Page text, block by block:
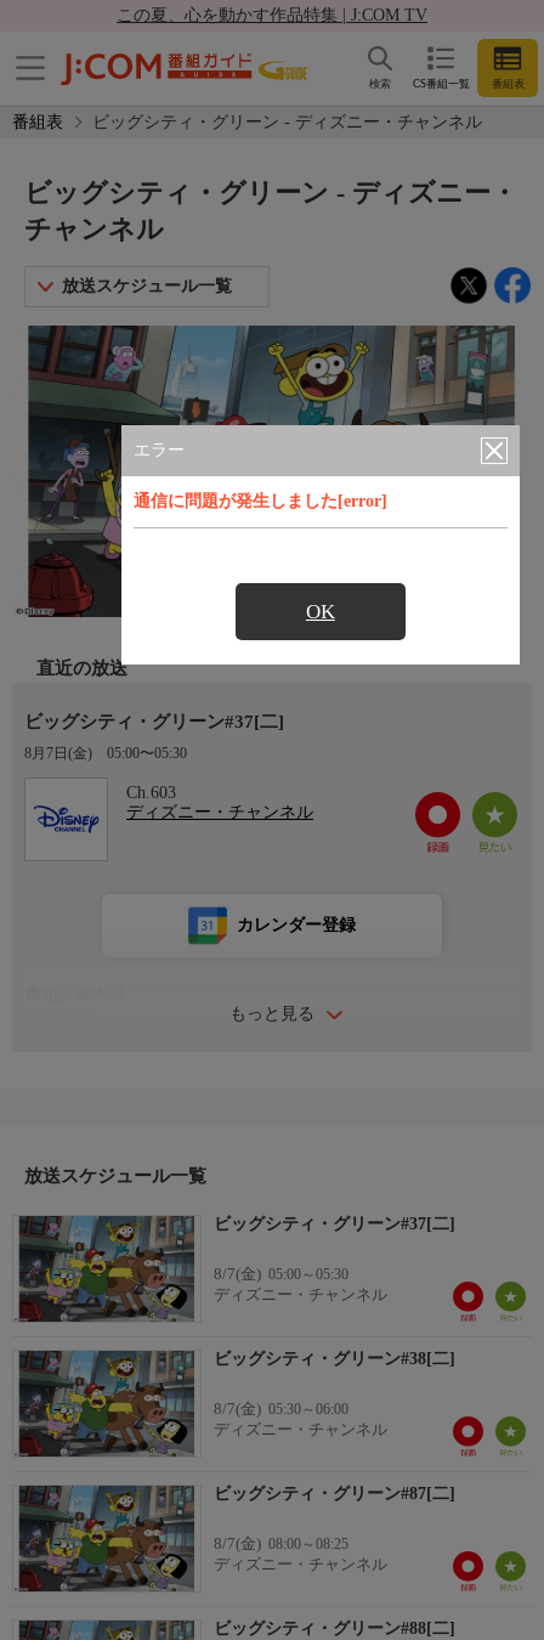
この夏、心を動かす作品特集 | J:COM TV
CS番組一覧 番組表
検索
番組表 ビッグシティ・グリーン - ディズニー・チャンネル
エラー
通信に問題が発生しました[error]
OK
ビッグシティ・グリーン - ディズニー・
チャンネル
放送スケジュール一覧
直近の放送
ビッグシティ・グリーン#37[二]
8月7日(金) 05:00〜05:30
Ch.603
ディズニー・チャンネル
もっと見る
カレンダー登録
ちをも奇想天外な冒険のような毎日へと巻き込んでいく。どこで
放送スケジュール一覧
ビッグシティ・グリーン#37[二]
8/7(金) 05:00～05:30
ディズニー・チャンネル
ビッグシティ・グリーン#38[二]
8/7(金) 05:30～06:00
ディズニー・チャンネル
ビッグシティ・グリーン#87[二]
8/7(金) 08:00～08:25
ディズニー・チャンネル
ビッグシティ・グリーン#88[二]